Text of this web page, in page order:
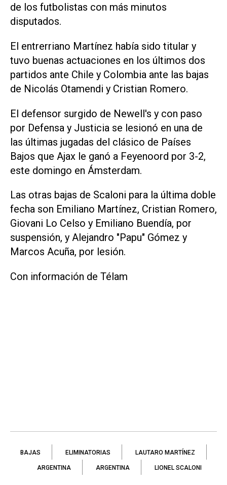
de los futbolistas con más minutos
disputados.
El entrerriano Martínez había sido titular y
tuvo buenas actuaciones en los últimos dos
partidos ante Chile y Colombia ante las bajas
de Nicolás Otamendi y Cristian Romero.
El defensor surgido de Newell's y con paso
por Defensa y Justicia se lesionó en una de
las últimas jugadas del clásico de Países
Bajos que Ajax le ganó a Feyenoord por 3-2,
este domingo en Ámsterdam.
Las otras bajas de Scaloni para la última doble
fecha son Emiliano Martínez, Cristian Romero,
Giovani Lo Celso y Emiliano Buendía, por
suspensión, y Alejandro "Papu" Gómez y
Marcos Acuña, por lesión.
Con información de Télam
BAJAS ELIMINATORIAS LAUTARO MARTÍNEZ
ARGENTINA ARGENTINA LIONEL SCALONI